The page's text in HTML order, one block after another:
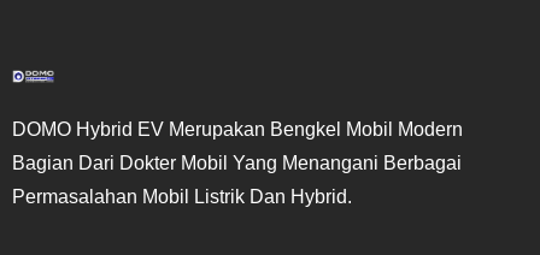
DOMO Hybrid EV Merupakan Bengkel Mobil Modern
Bagian Dari Dokter Mobil Yang Menangani Berbagai
Permasalahan Mobil Listrik Dan Hybrid.